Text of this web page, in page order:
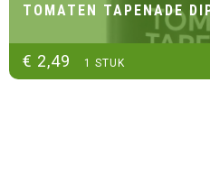
TOMATEN TAPENADE
€ 2,49 1 STUK